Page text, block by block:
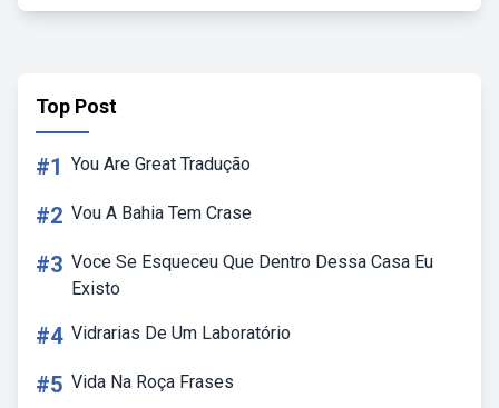
Top Post
#1 You Are Great Tradução
#2 Vou A Bahia Tem Crase
#3 Voce Se Esqueceu Que Dentro Dessa Casa Eu
Existo
#4 Vidrarias De Um Laboratório
#5 Vida Na Roça Frases